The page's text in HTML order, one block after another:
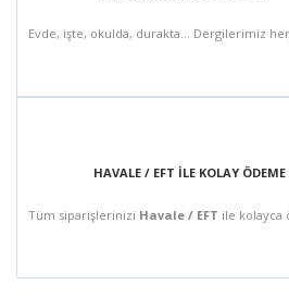
Evde, işte, okulda, durakta... Dergilerimiz
HAVALE / EFT İLE KOLAY ÖDEME
Tüm siparişlerinizi Havale / EFT ile kolayca